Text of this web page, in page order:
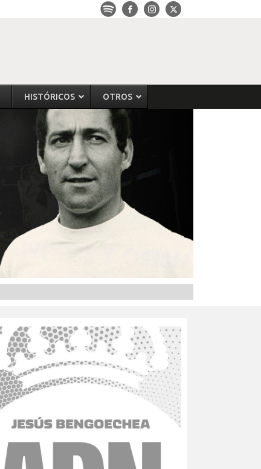
HISTÓRICOS OTROS